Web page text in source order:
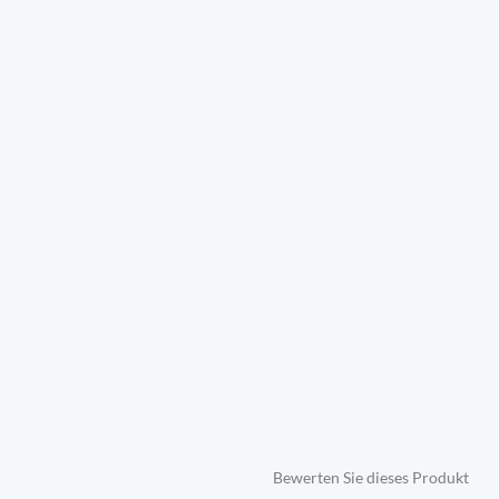
Bewerten Sie dieses Produkt